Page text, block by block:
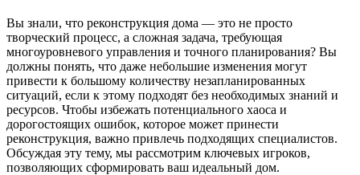
Вы знали, что реконструкция дома — это не просто
творческий процесс, а сложная задача, требующая
многоуровневого управления и точного планирования? Вы
должны понять, что даже небольшие изменения могут
привести к большому количеству незапланированных
ситуаций, если к этому подходят без необходимых знаний и
ресурсов. Чтобы избежать потенциального хаоса и
дорогостоящих ошибок, которое может принести
реконструкция, важно привлечь подходящих специалистов.
Обсуждая эту тему, мы рассмотрим ключевых игроков,
позволяющих сформировать ваш идеальный дом.